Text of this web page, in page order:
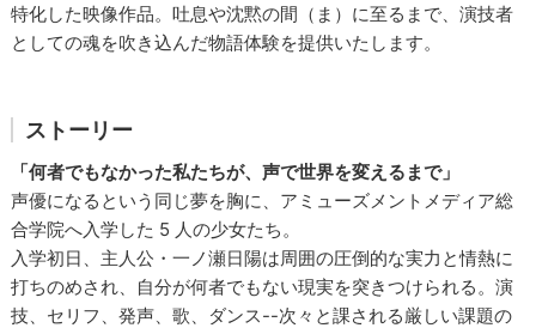
特化した映像作品。吐息や沈黙の間（ま）に至るまで、演技者
としての魂を吹き込んだ物語体験を提供いたします。
ストーリー
「何者でもなかった私たちが、声で世界を変えるまで」
声優になるという同じ夢を胸に、アミューズメントメディア総
合学院へ入学した 5 人の少女たち。
入学初日、主人公・一ノ瀬日陽は周囲の圧倒的な実力と情熱に
打ちのめされ、自分が何者でもない現実を突きつけられる。演
技、セリフ、発声、歌、ダンス--次々と課される厳しい課題の